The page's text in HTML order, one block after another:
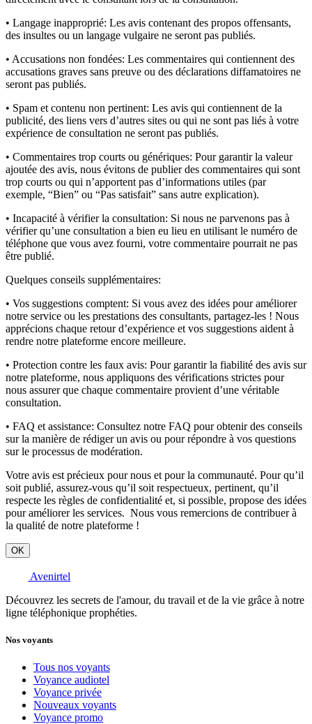
• Langage inapproprié: Les avis contenant des propos offensants,
des insultes ou un langage vulgaire ne seront pas publiés.
• Accusations non fondées: Les commentaires qui contiennent des
accusations graves sans preuve ou des déclarations diffamatoires ne
seront pas publiés.
• Spam et contenu non pertinent: Les avis qui contiennent de la
publicité, des liens vers d’autres sites ou qui ne sont pas liés à votre
expérience de consultation ne seront pas publiés.
• Commentaires trop courts ou génériques: Pour garantir la valeur
ajoutée des avis, nous évitons de publier des commentaires qui sont
trop courts ou qui n’apportent pas d’informations utiles (par
exemple, “Bien” ou “Pas satisfait” sans autre explication).
• Incapacité à vérifier la consultation: Si nous ne parvenons pas à
vérifier qu’une consultation a bien eu lieu en utilisant le numéro de
téléphone que vous avez fourni, votre commentaire pourrait ne pas
être publié.
Quelques conseils supplémentaires:
• Vos suggestions comptent: Si vous avez des idées pour améliorer
notre service ou les prestations des consultants, partagez-les ! Nous
apprécions chaque retour d’expérience et vos suggestions aident à
rendre notre plateforme encore meilleure.
• Protection contre les faux avis: Pour garantir la fiabilité des avis sur
notre plateforme, nous appliquons des vérifications strictes pour
nous assurer que chaque commentaire provient d’une véritable
consultation.
• FAQ et assistance: Consultez notre FAQ pour obtenir des conseils
sur la manière de rédiger un avis ou pour répondre à vos questions
sur le processus de modération.
Votre avis est précieux pour nous et pour la communauté. Pour qu’il
soit publié, assurez-vous qu’il soit respectueux, pertinent, qu’il
respecte les règles de confidentialité et, si possible, propose des idées
pour améliorer les services. Nous vous remercions de contribuer à
la qualité de notre plateforme !
OK
Avenirtel
Découvrez les secrets de l'amour, du travail et de la vie grâce à notre
ligne téléphonique prophéties.
Nos voyants
Tous nos voyants
Voyance audiotel
Voyance privée
Nouveaux voyants
Voyance promo